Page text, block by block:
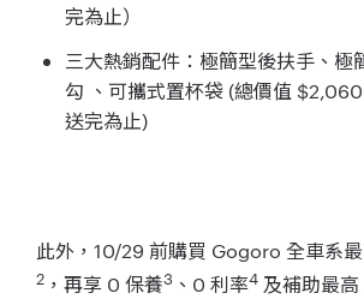
完為止）
三大熱銷配件：極簡型後扶手、極
勾 、可攜式置杯袋 (總價值 $2,060
送完為止)
此外，10/29 前購買 Gogoro 全車系
2 ，再享 0 保養3 、0 利率4 及補助最